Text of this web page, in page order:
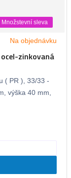
Množstevní sleva
Na objednávku
zinkovaná
( PR ), 33/33 -
výška 40 mm,